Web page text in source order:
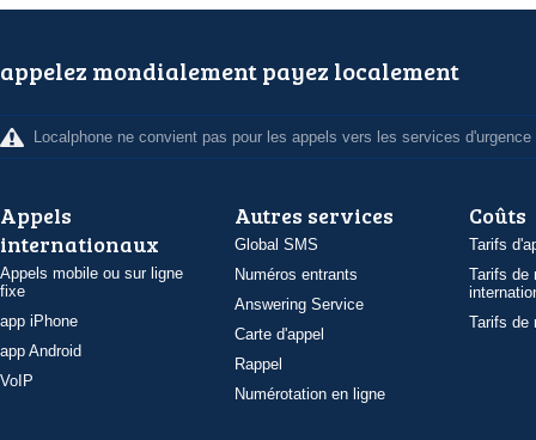
appelez mondialement payez localement
Localphone ne convient pas pour les appels vers les services d'urgence
Appels
internationaux
Appels mobile ou sur ligne
fixe
app iPhone
app Android
VoIP
Autres services
Global SMS
Numéros entrants
Answering Service
Carte d'appel
Rappel
Numérotation en ligne
Coûts
Tarifs
Tarifs de
Tarifs de